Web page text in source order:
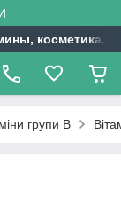
косметика,
групи В